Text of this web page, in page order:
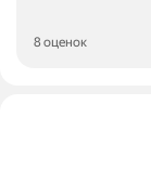
8 оценок